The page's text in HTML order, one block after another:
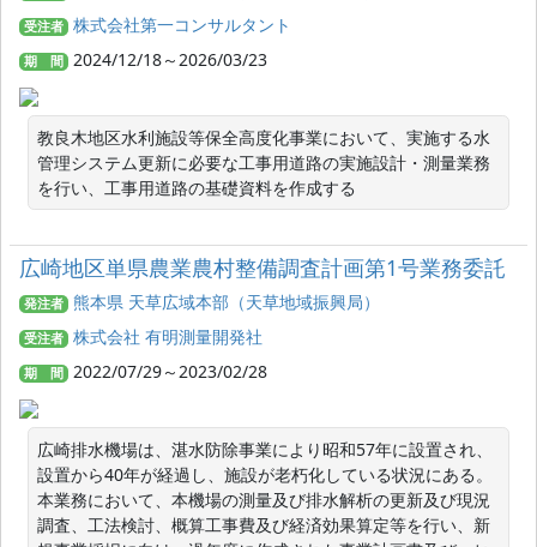
受注者 株式会社第一コンサルタント
期 間 2024/12/18～2026/03/23
教良木地区水利施設等保全高度化事業において、実施する水
管理システム更新に必要な工事用道路の実施設計・測量業務
を行い、工事用道路の基礎資料を作成する
広崎地区単県農業農村整備調査計画第1号業務委託
発注者 熊本県 天草広域本部（天草地域振興局）
受注者 株式会社 有明測量開発社
期 間 2022/07/29～2023/02/28
広崎排水機場は、湛水防除事業により昭和57年に設置され、
設置から40年が経過し、施設が老朽化している状況にある。
本業務において、本機場の測量及び排水解析の更新及び現況
調査、工法検討、概算工事費及び経済効果算定等を行い、新